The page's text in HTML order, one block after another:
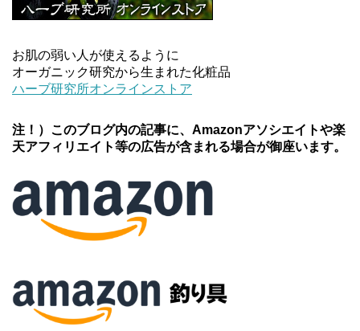
お肌の弱い人が使えるように
オーガニック研究から生まれた化粧品
ハーブ研究所オンラインストア
注！）このブログ内の記事に、Amazonアソシエイトや楽
天アフィリエイト等の広告が含まれる場合が御座います。